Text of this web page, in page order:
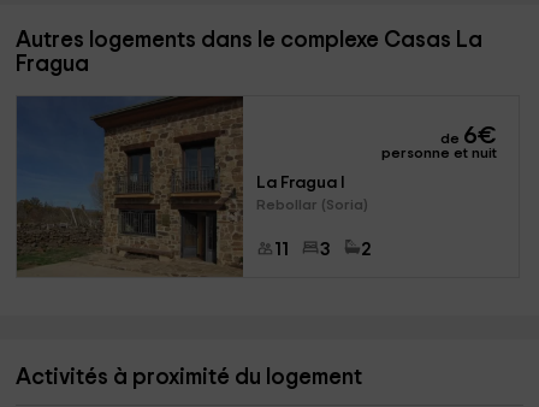
Autres logements dans le complexe Casas La
Fragua
de 6€
personne et nuit
La Fragua I
Rebollar (Soria)
11 3 2
Activités à proximité du logement